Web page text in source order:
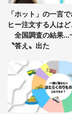
真夏
（山
「ホット」の一言
ヒー注文する人はど
全国調査の結果...
〝答え〟出た